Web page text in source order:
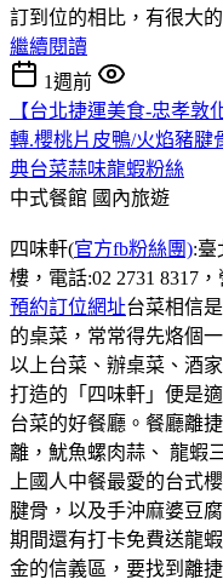
訂到位的相比，有很大的
繼續閱讀
1週前
【台北捷運美食-忠孝敦
轉.櫻桃片皮鴨/火焰豬腱
典台菜蒜味龍蝦粉絲
中式餐館 國內旅遊
四味軒(官方fb粉絲團):臺
樓，電話:02 2731 8317
預約訂位網址台菜相信
的桌菜，常常得先烙個
以上台菜、辦桌菜、酒
打造的「四味軒」便是
台菜的好餐廳。餐廳離
離，魷魚螺肉蒜、 龍蝦
上國人中餐最愛的台式
腱骨，以及手沖麻婆豆
期間還有打卡免費送龍
金的信義區，要找到離